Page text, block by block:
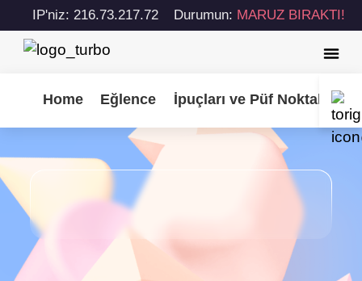
IP'niz: 216.73.217.72 Durumun: MARUZ BIRAKTI!
Home Eğlence İpuçları ve Püf Noktaları